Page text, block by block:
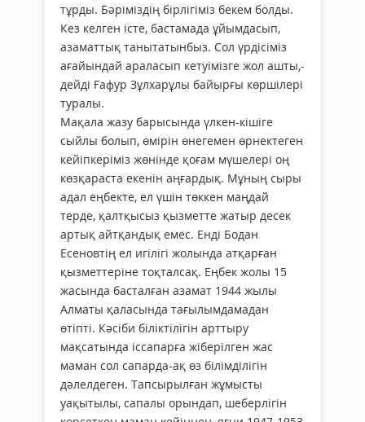
тұрды. Бәріміздің бірлігіміз бекем болды.
Кез келген істе, бастамада ұйымдасып,
азаматтық танытатынбыз. Сол үрдісіміз
ағайындай араласып кетуімізге жол ашты,-
дейді Ғафур Зұлхарұлы байырғы көршілері
туралы.
Мақала жазу барысында үлкен-кішіге
сыйлы болып, өмірін өнегемен өрнектеген
кейіпкеріміз жөнінде қоғам мүшелері оң
көзқараста екенін аңғардық. Мұның сыры
адал еңбекте, ел үшін төккен маңдай
терде, қалтқысыз қызметте жатыр десек
артық айтқандық емес. Енді Бодан
Есеновтің ел игілігі жолында атқарған
қызметтеріне тоқталсақ. Еңбек жолы 15
жасында басталған азамат 1944 жылы
Алматы қаласында тағылымдамадан
өтіпті. Кәсіби біліктілігін арттыру
мақсатында іссапарға жіберілген жас
маман сол сапарда-ақ өз білімділігін
дәлелдеген. Тапсырылған жұмысты
уақытылы, сапалы орындап, шеберлігін